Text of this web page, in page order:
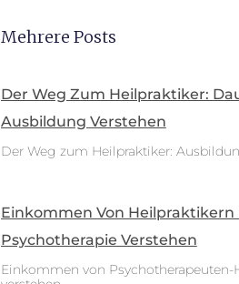
Mehrere Posts
Der Weg Zum Heilpraktiker:
Ausbildung Verstehen
Der Weg zum Heilpraktiker:
Einkommen Von Heilpraktikern
Psychotherapie Verstehen
Einkommen von Psychotherapeuten-